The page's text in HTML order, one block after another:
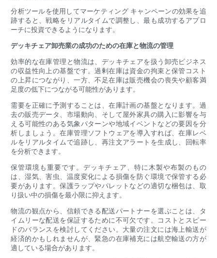
分析ツールを使用してマーケティング キャンペーンの効果を追
跡すると、戦略をリアルタイムで調整し、最も成功するアプロ
ーチに投資できるようになります。
デッキチェア卸売業の成功のための在庫と物流の管理
効率的な在庫管理と物流は、デッキチェアを扱う卸売ビジネス
の収益性向上の基盤です。過剰在庫は資金の拘束と保管コスト
の上昇につながり、一方、不足在庫は販売機会の喪失や顧客満
足度の低下につながる可能性があります。
需要を正確に予測することは、在庫計画の基盤となります。過
去の販売データ、市場動向、そして屋外家具の購入に影響を与
える可能性のある気象パターンや地域イベントなどの要因を分
析しましょう。在庫管理ソフトウェアを導入すれば、在庫レベ
ルをリアルタイムで追跡し、再注文アラートを生成し、回転率
を分析できます。
保管環境も重要です。デッキチェア、特に木製や布製のもの
は、湿気、害虫、温度変化による損傷を防ぐ環境で保管する必
要があります。保護ラップやパレットなどの適切な梱包は、取
り扱い中の損傷を最小限に抑えます。
物流の観点から、信頼できる配送パートナーを選ぶことは、タ
イムリーな配送を保証するために不可欠です。コストとスピー
ドのバランスを検討してください。大量の注文には海上輸送が
経済的かもしれませんが、緊急の在庫補充には航空輸送の方が
適している場合があります。